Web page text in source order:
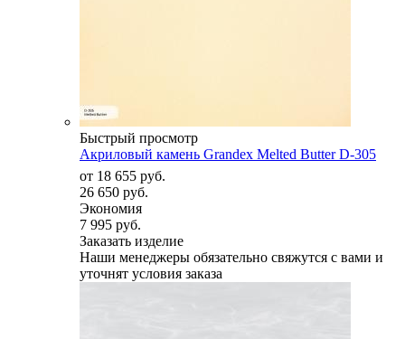
Быстрый просмотр
Акриловый камень Grandex Melted Butter D-305
от 18 655 руб.
26 650 руб.
Экономия
7 995 руб.
Заказать изделие
Наши менеджеры обязательно свяжутся с вами и
уточнят условия заказа